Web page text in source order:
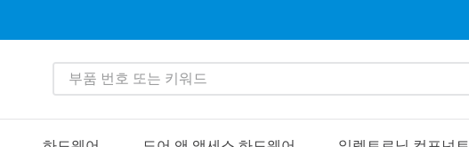
부품 번호 또는 키워드
m81934